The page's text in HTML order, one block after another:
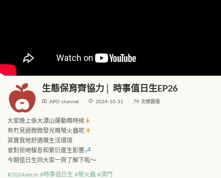
生態保育齊協力│ 時事值日生EP26
live_tv APO channel access_time 2024-10-31 79 次總觀看
大家晚上係大潭山運動嘅時候
有冇見過微微發光嘅螢火蟲呢
其實我地舒適嘅生活環境
會對佢哋棲息和繁衍產生影響
今期值日生同大家一齊了解下啦～
#2024aecm #時事值日生 #螢火蟲 #澳門